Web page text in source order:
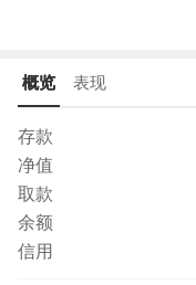
概览 表现
存款
净值
取款
余额
信用